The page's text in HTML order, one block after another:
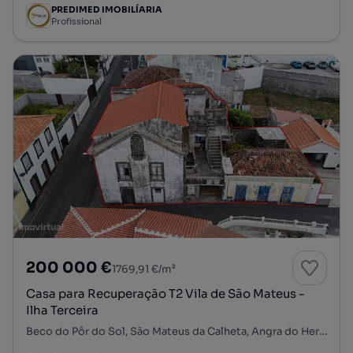
PREDIMED IMOBILÍARIA
Profissional
200 000 €1769,91 €/m²
Casa para Recuperação T2 Vila de São Mateus -
Ilha Terceira
Beco do Pôr do Sol, São Mateus da Calheta, Angra do Heroísmo, Ilha Terceira